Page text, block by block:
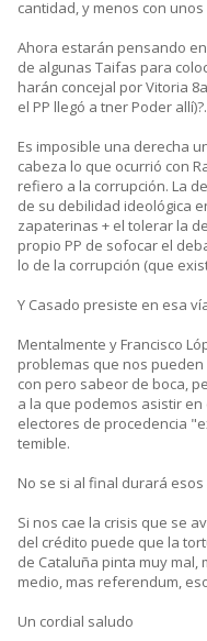
cantidad, y menos con
Ahora estarán pensando
de algunas Taifas para
harán concejal por Vitoria
el PP llegó a tner Poder allí)?.
Es imposible una derecha
cabeza lo que ocurrió con
refiero a la corrupción. La
de su debilidad ideológica
zapaterinas + el tolerar la
propio PP de sofocar el
lo de la corrupción (que
Y Casado presiste en esa
Mentalmente y Francisco
problemas que nos
con pero sabeor de boca,
a la que podemos asistir
electores de procedencia
temible.
No se si al final durará esos
Si nos cae la crisis que se
del crédito puede que la
de Cataluña pinta muy mal,
medio, mas referendum,
Un cordial saludo